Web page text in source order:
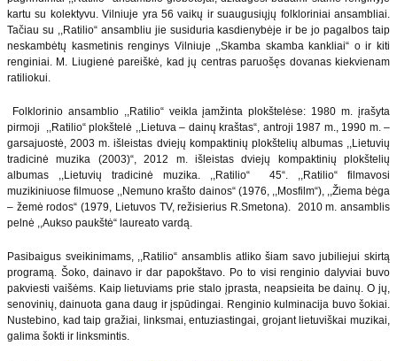
kartu su kolektyvu. Vilniuje yra 56 vaikų ir suaugusiųjų folkloriniai ansambliai.
Tačiau su ,,Ratilio“ ansambliu jie susiduria kasdienybėje ir be jo pagalbos taip
neskambėtų kasmetinis renginys Vilniuje ,,Skamba skamba kankliai“ o ir kiti
renginiai. M. Liugienė pareiškė, kad jų centras paruošęs dovanas kiekvienam
ratiliokui.
Folklorinio ansamblio ,,Ratilio“ veikla įamžinta plokštelėse: 1980 m. įrašyta
pirmoji ,,Ratilio“ plokštelė ,,Lietuva – dainų kraštas“, antroji 1987 m., 1990 m. –
garsajuostė, 2003 m. išleistas dviejų kompaktinių plokštelių albumas ,,Lietuvių
tradicinė muzika (2003)“, 2012 m. išleistas dviejų kompaktinių plokštelių
albumas ,,Lietuvių tradicinė muzika. ,,Ratilio“ 45“. ,,Ratilio“ filmavosi
muzikiniuose filmuose ,,Nemuno krašto dainos“ (1976, ,,Mosfilm“), ,,Žiema bėga
– žemė rodos“ (1979, Lietuvos TV, režisierius R.Smetona). 2010 m. ansamblis
pelnė ,,Aukso paukštė“ laureato vardą.
Pasibaigus sveikinimams, ,,Ratilio“ ansamblis atliko šiam savo jubiliejui skirtą
programą. Šoko, dainavo ir dar papokštavo. Po to visi renginio dalyviai buvo
pakviesti vaišėms. Kaip lietuviams prie stalo įprasta, neapsieita be dainų. O jų,
senovinių, dainuota gana daug ir įspūdingai. Renginio kulminacija buvo šokiai.
Nustebino, kad taip gražiai, linksmai, entuziastingai, grojant lietuviškai muzikai,
galima šokti ir linksmintis.